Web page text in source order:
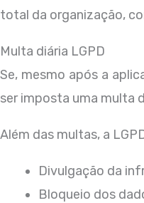
total da organização,
Multa diária LGPD
Se, mesmo após a
ser imposta uma multa
Além das multas, a
Divulgação da
Bloqueio dos